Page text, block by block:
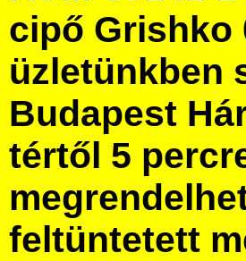
cipő Grishko
üzletünkben
Budapest
tértől 5
feltüntetett